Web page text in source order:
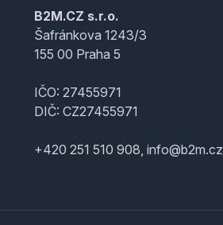
B2M.CZ s.r.o.
Šafránkova 1243/3
155 00 Praha 5
IČO: 27455971
DIČ: CZ27455971
+420 251 510 908, info@b2m.cz